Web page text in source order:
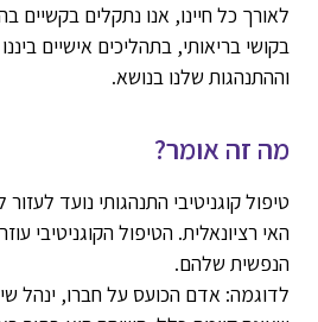
לאורך כל חיינו, אנו נתקלים
בקושי בריאותי, בתהליכים אישיים
וההתנהגות שלנו בנושא.
מה זה אומר?
טיפול קוגניטיבי התנהגותי נועד
האי רציונאלית. הטיפול
הנפשית שלהם.
לדוגמה: אדם הכועס על חברו, ינהל